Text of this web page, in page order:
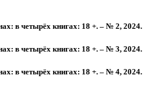
в четырёх книгах: 18 +. – № 2, 2024.
в четырёх книгах: 18 +. – № 3, 2024.
в четырёх книгах: 18 +. – № 4, 2024.